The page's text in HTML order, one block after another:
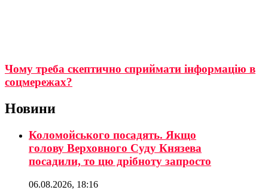
Чому треба скептично сприймати інформацію в
соцмережах?
Новини
Коломойського посадять. Якщо
голову Верховного Суду Князева
посадили, то цю дрібноту запросто
06.08.2026, 18:16